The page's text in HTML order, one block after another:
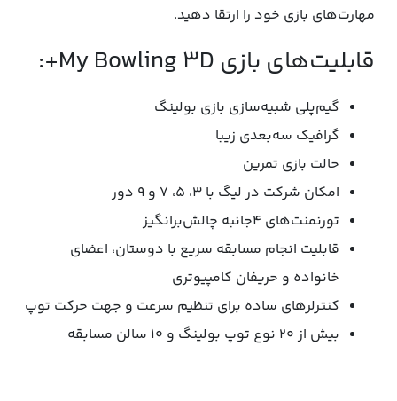
مهارت‌های بازی خود را ارتقا دهید.
قابلیت‌های بازی My Bowling 3D+:
گیم‌پلی شبیه‌سازی بازی بولینگ
گرافیک سه‌بعدی زیبا
حالت بازی تمرین
امکان شرکت در لیگ با ۳، ۵، ۷ و ۹ دور
تورنمنت‌های ۴جانبه چالش‌برانگیز
قابلیت انجام مسابقه سریع با دوستان، اعضای
خانواده و حریفان کامپیوتری
کنترلرهای ساده برای تنظیم سرعت و جهت حرکت توپ
بیش از ۲۰ نوع توپ بولینگ و ۱۰ سالن مسابقه